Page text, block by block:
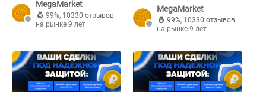
MegaMarket
99%, 10330 отзывов
на рынке 9 лет
MegaMarket
99%, 10330 отзывов
на рынке 9 лет